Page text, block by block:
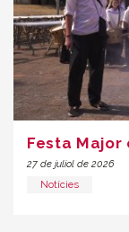
Festa Major
27 de juliol de 2026
Notícies